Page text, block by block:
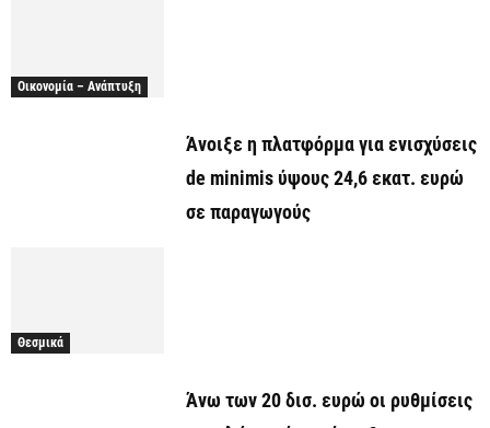
Οικονομία – Ανάπτυξη
Άνοιξε η πλατφόρμα για ενισχύσεις
de minimis ύψους 24,6 εκατ. ευρώ
σε παραγωγούς
Θεσμικά
Άνω των 20 δισ. ευρώ οι ρυθμίσεις